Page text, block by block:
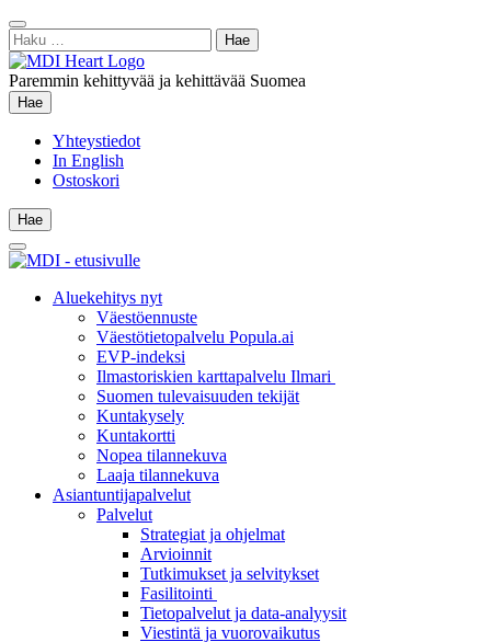
Siirry
sisältöön
Sulje
hae
Haku:
Paremmin kehittyvää ja kehittävää Suomea
Hae
Hae
Yhteystiedot
In English
Ostoskori
Hae
Hae
Main
Menu
Aluekehitys nyt
Väestöennuste
Väestötietopalvelu Popula.ai
EVP-indeksi
Ilmastoriskien karttapalvelu Ilmari
Suomen tulevaisuuden tekijät
Kuntakysely
Kuntakortti
Nopea tilannekuva
Laaja tilannekuva
Asiantuntijapalvelut
Palvelut
Strategiat ja ohjelmat
Arvioinnit
Tutkimukset ja selvitykset
Fasilitointi
Tietopalvelut ja data-analyysit
Viestintä ja vuorovaikutus